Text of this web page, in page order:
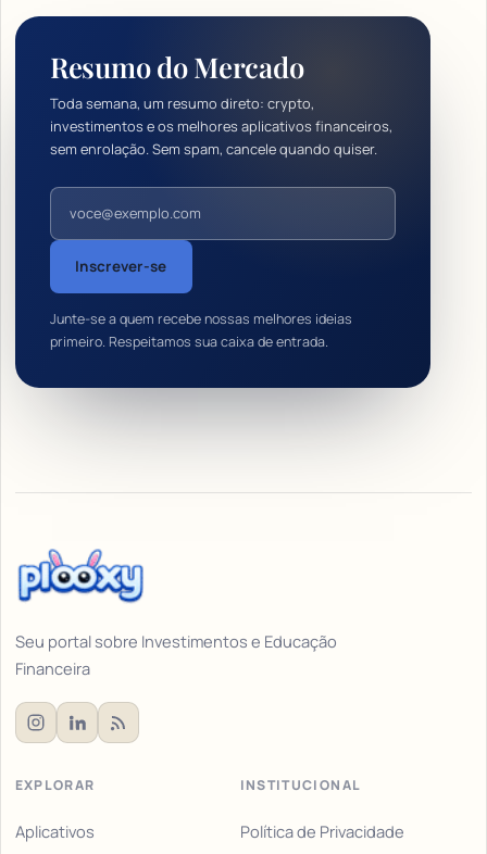
Resumo do Mercado
Toda semana, um resumo direto: crypto,
investimentos e os melhores aplicativos financeiros,
sem enrolação. Sem spam, cancele quando quiser.
Endereço de e-mail
Inscrever-se
Junte-se a quem recebe nossas melhores ideias
primeiro. Respeitamos sua caixa de entrada.
Seu portal sobre Investimentos e Educação
Financeira
EXPLORAR
Aplicativos
INSTITUCIONAL
Política de Privacidade